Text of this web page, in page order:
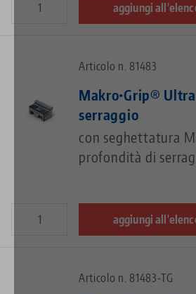
aggiungi
Articolo n. 81483
Makro•Grip®
serraggio
con seghettatura
profondità di
aggiungi
Articolo n. 81483-TG